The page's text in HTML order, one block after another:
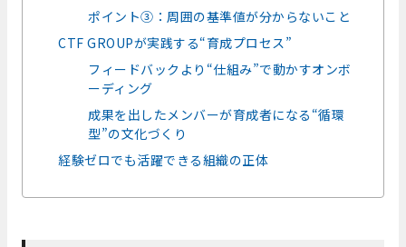
ポイント③：周囲の基準値が分からないこと
CTF GROUPが実践する“育成プロセス”
フィードバックより“仕組み”で動かすオンボ
ーディング
成果を出したメンバーが育成者になる“循環
型”の文化づくり
経験ゼロでも活躍できる組織の正体